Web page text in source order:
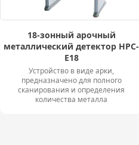
18-зонный арочный
металлический детектор HPC-
E18
Устройство в виде арки,
предназначено для полного
сканирования и определения
количества металла